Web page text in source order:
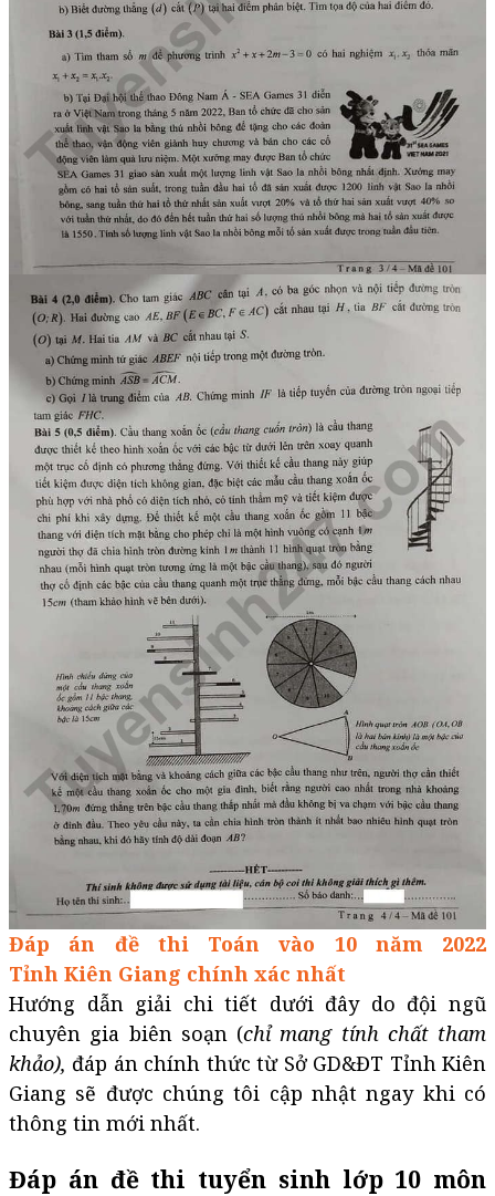
Đáp án đề thi Toán vào 10 năm 2022
Tỉnh Kiên Giang ​​​​​​​​​​​​​​chính xác nhất
Hướng dẫn giải chi tiết dưới đây do đội ngũ
chuyên gia biên soạn (chỉ mang tính chất tham
khảo), đáp án chính thức từ Sở GD&ĐT Tỉnh Kiên
Giang sẽ được chúng tôi cập nhật ngay khi có
thông tin mới nhất.
Đáp án đề thi tuyển sinh lớp 10 môn